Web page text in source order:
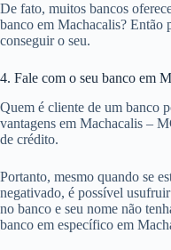
De fato, muitos bancos
banco em Machacalis? Então
conseguir o seu.
4. Fale com o seu banco em
Quem é cliente de um banco
vantagens em Machacalis –
de crédito.
Portanto, mesmo quando se
negativado, é possível
no banco e seu nome não
banco em específico em